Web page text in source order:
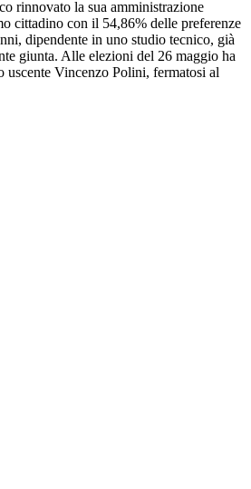
rinnovato la sua amministrazione
cittadino con il 54,86% delle preferenze
dipendente in uno studio tecnico, già
giunta. Alle elezioni del 26 maggio ha
uscente Vincenzo Polini, fermatosi al